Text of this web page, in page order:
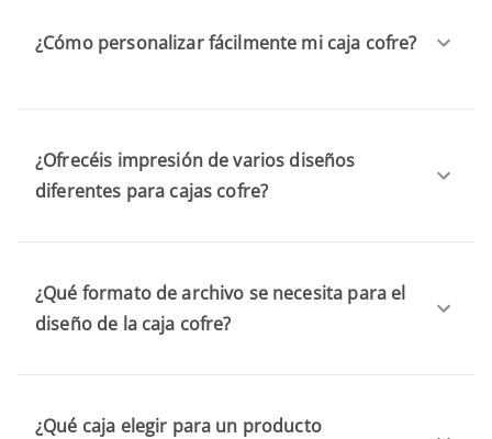
¿Cómo personalizar fácilmente mi caja cofre?
¿Ofrecéis impresión de varios diseños
diferentes para cajas cofre?
¿Qué formato de archivo se necesita para el
diseño de la caja cofre?
¿Qué caja elegir para un producto